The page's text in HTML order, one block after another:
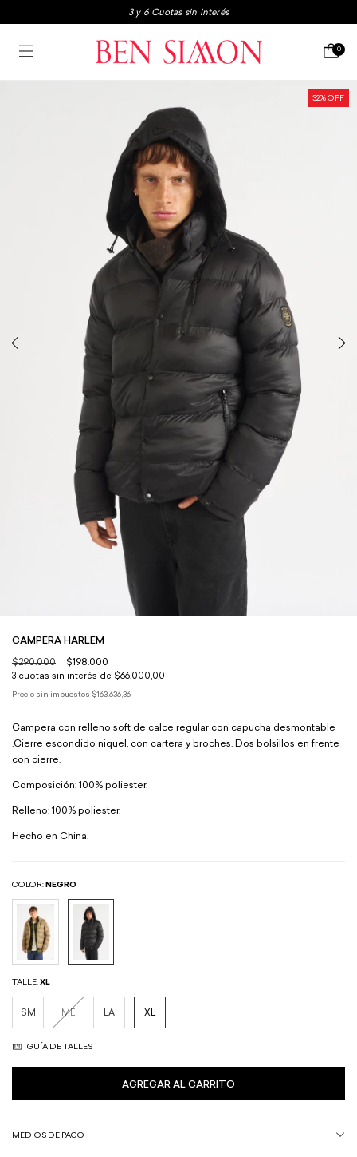
Envio gratis a partir de $250.000 0
32% OFF
CAMPERA HARLEM
$290.000 $198.000
3 cuotas sin interés de $66.000,00
Precio sin impuestos $163.636,36
Campera con relleno soft de calce regular con capucha desmontable
.Cierre escondido niquel, con cartera y broches. Dos bolsillos en frente
con cierre.
Composición: 100% poliester.
Relleno: 100% poliester.
Hecho en China.
COLOR: NEGRO
TALLE:XL
SM ME LA XL
GUÍA DE TALLES
MEDIOS DE PAGO